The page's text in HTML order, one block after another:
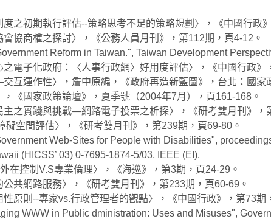
之初期執行評估--策略思考不足的策略規劃〉，《中國行政
協商權之探討〉，《公務人員月刊》，第112期，頁4-12。
Reform in Taiwan.", Taiwan Development
電子化政府：〈人事行政網〉好用度評估〉，《中國行政》
互運作性〉，詹中原編，《政府再造新藍圖》，台北：國家
《國家政策論壇》，夏季號（2004年7月），頁161-168。
之實踐與挑戰—網路電子投票之析探〉，《研考雙月刊》，
空間評估〉，《研考雙月刊》，第239期，頁69-80。
Web-Sites for People with Disabilities",
(HICSS’ 03) 0-7695-1874-5/03, IEEE (EI).
在控制V.S專業倫理〉，《海巡》，第3期，頁24-29。
共網路服務〉，《研考雙月刊》，第233期，頁60-69。
原則--專家vs.行政管理者的觀點〉，《中國行政》，第73期
WWW in Public dministration: Uses and Misuses",